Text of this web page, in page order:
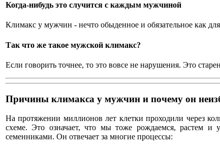
Когда-нибудь это случится с каждым мужчиной
Климакс у мужчин - нечто обыденное и обязательное как
Так что же такое мужской климакс?
Если говорить точнее, то это вовсе не нарушения. Это
Причины климакса у мужчин и почему он
На протяжении миллионов лет клетки проходили через
схеме. Это означает, что мы тоже рождаемся, растем и
семенниками. Он отвечает за многие процессы: